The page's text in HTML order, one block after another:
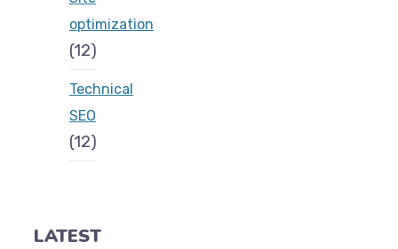
optimization
(12)
Technical
SEO
(12)
LATEST